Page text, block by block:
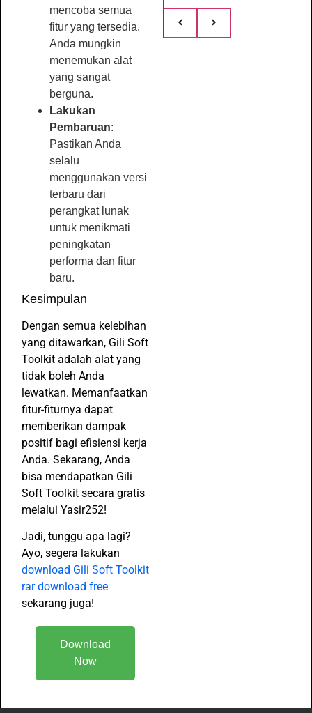
mencoba semua
fitur yang tersedia.
Anda mungkin
menemukan alat
yang sangat
berguna.
Lakukan
Pembaruan:
Pastikan Anda
selalu
menggunakan versi
terbaru dari
perangkat lunak
untuk menikmati
peningkatan
performa dan fitur
baru.
Kesimpulan
Dengan semua kelebihan
yang ditawarkan, Gili Soft
Toolkit adalah alat yang
tidak boleh Anda
lewatkan. Memanfaatkan
fitur-fiturnya dapat
memberikan dampak
positif bagi efisiensi kerja
Anda. Sekarang, Anda
bisa mendapatkan Gili
Soft Toolkit secara gratis
melalui Yasir252!
Jadi, tunggu apa lagi?
Ayo, segera lakukan
download Gili Soft Toolkit
rar download free
sekarang juga!
Download
Now